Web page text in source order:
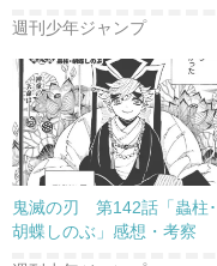
週刊少年ジャンプ
鬼滅の刃 第142話「蟲柱･
胡蝶しのぶ」感想・考察